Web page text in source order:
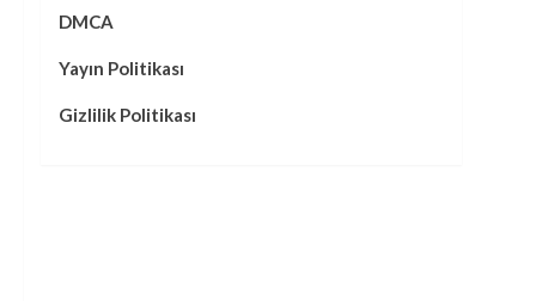
DMCA
Yayın Politikası
Gizlilik Politikası